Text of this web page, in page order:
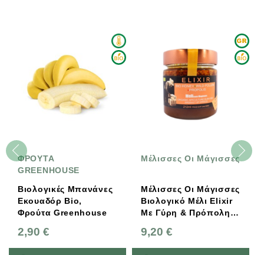
ΦΡΟΥΤΑ
GREENHOUSE
Βιολογικές Μπανάνες
Εκουαδόρ Bio,
Φρούτα Greenhouse
2,90 €
Μέλισσες Οι Μάγισσες
Μέλισσες Οι Μάγισσες
Βιολογικό Μέλι Elixir
Με Γύρη & Πρόπολη
9,20 €